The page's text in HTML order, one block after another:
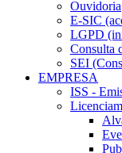
Ouvidoria
E-SIC
LGPD
Consulta
SEI
EMPRESA
ISS -